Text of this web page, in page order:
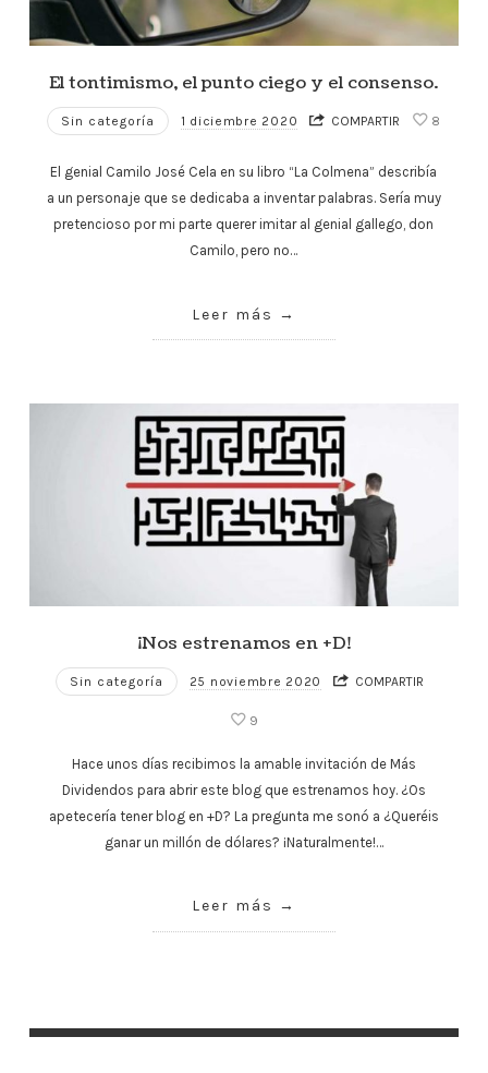
El tontimismo, el punto ciego y el consenso.
Sin categoría 1 diciembre 2020 COMPARTIR 8
El genial Camilo José Cela en su libro “La Colmena” describía
a un personaje que se dedicaba a inventar palabras. Sería muy
pretencioso por mi parte querer imitar al genial gallego, don
Camilo, pero no…
Leer más
¡Nos estrenamos en +D!
Sin categoría 25 noviembre 2020 COMPARTIR
9
Hace unos días recibimos la amable invitación de Más
Dividendos para abrir este blog que estrenamos hoy. ¿Os
apetecería tener blog en +D? La pregunta me sonó a ¿Queréis
ganar un millón de dólares? ¡Naturalmente!…
Leer más